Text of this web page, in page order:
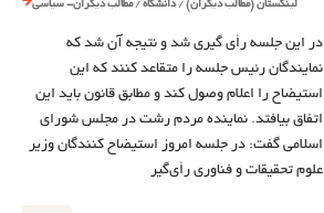
لینکستان (مطالب دیگران) /دانشگاه /مطالب دیگران- سیاسی
در این جلسه رأی گیری شد و نتیجه آن شد که
نمایندگان رئیس جلسه را متقاعد کنند که این
استیضاح را اعلام وصول کند و مطابق قانون باید این
اتفاق بیافتد. نماینده مردم رشت در مجلس شورای
اسلامی گفت: در جلسه امروز استیضاح‌ کنندگان وزیر
علوم تحقیقات و فناوری رأی‌گیر